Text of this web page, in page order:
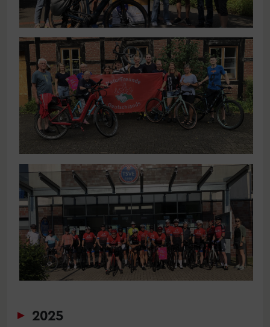
2025